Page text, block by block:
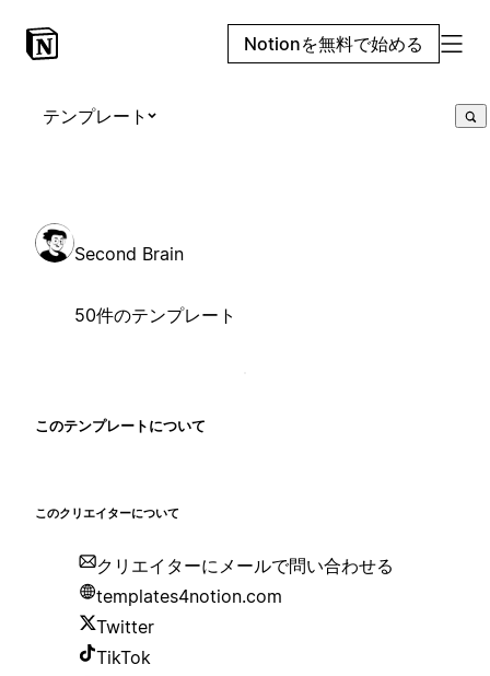
Notionを無料で始める
テンプレート
Second Brain
50件のテンプレート
このテンプレートについて
このクリエイターについて
クリエイターにメールで問い合わせる
templates4notion.com
Twitter
TikTok